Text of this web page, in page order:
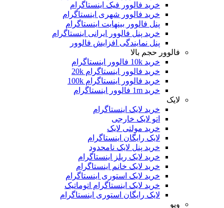
خرید فالوور فیک اینستاگرام
خرید فالوور شهری اینستاگرام
پنل فالوور بینهایت اینستاگرام
خرید پنل فالوور ایرانی اینستاگرام
پنل نمایندگی افزایش فالوور
فالوور حجم بالا
خرید فالوور اینستاگرام 20k
خرید فالوور اینستاگرام 100k
خرید لایک اینستاگرام
اتو لایک خارجی
خرید مولتی لایک
لایک رایگان اینستاگرام
خرید پنل لایک نامحدود
خرید لایک ریلز اینستاگرام
خرید لایک خانم اینستاگرام
خرید لایک استوری اینستاگرام
خرید لایک اینستاگرام اتوماتیک
لایک رایگان استوری اینستاگرام